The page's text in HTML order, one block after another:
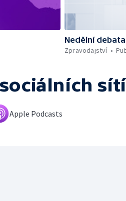
Nedělní debata
Zpravodajství
Apple Podcasts